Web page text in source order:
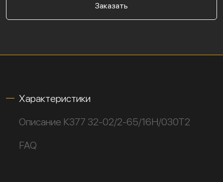
Заказать
Характеристики
Описание К377 32-02/2-65/16Н/030Т2
FAQ